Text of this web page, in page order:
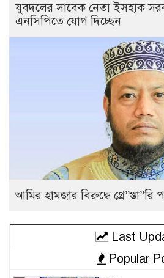
যুবদলের সাবেক নেতা ইসহাক
এনসিপিতে যোগ দিচ্ছেন
আমির হামজার বিরুদ্ধে গ্রে”প্তা”রি
Last
Popular